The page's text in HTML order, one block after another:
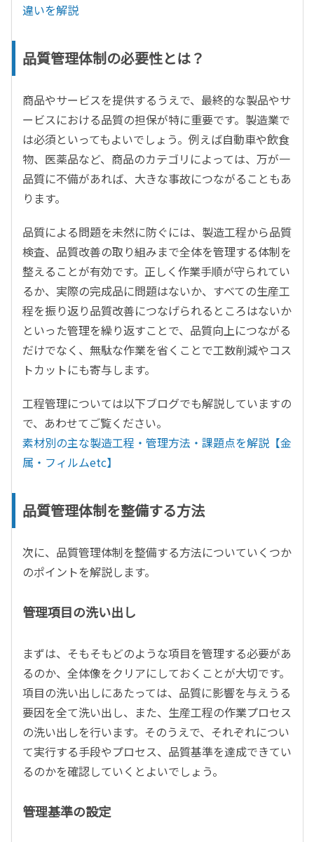
違いを解説
品質管理体制の必要性とは？
商品やサービスを提供するうえで、最終的な製品やサ
ービスにおける品質の担保が特に重要です。製造業で
は必須といってもよいでしょう。例えば自動車や飲食
物、医薬品など、商品のカテゴリによっては、万が一
品質に不備があれば、大きな事故につながることもあ
ります。
品質による問題を未然に防ぐには、製造工程から品質
検査、品質改善の取り組みまで全体を管理する体制を
整えることが有効です。正しく作業手順が守られてい
るか、実際の完成品に問題はないか、すべての生産工
程を振り返り品質改善につなげられるところはないか
といった管理を繰り返すことで、品質向上につながる
だけでなく、無駄な作業を省くことで工数削減やコス
トカットにも寄与します。
工程管理については以下ブログでも解説していますの
で、あわせてご覧ください。
素材別の主な製造工程・管理方法・課題点を解説【金
属・フィルムetc】
品質管理体制を整備する方法
次に、品質管理体制を整備する方法についていくつか
のポイントを解説します。
管理項目の洗い出し
まずは、そもそもどのような項目を管理する必要があ
るのか、全体像をクリアにしておくことが大切です。
項目の洗い出しにあたっては、品質に影響を与えうる
要因を全て洗い出し、また、生産工程の作業プロセス
の洗い出しを行います。そのうえで、それぞれについ
て実行する手段やプロセス、品質基準を達成できてい
るのかを確認していくとよいでしょう。
管理基準の設定